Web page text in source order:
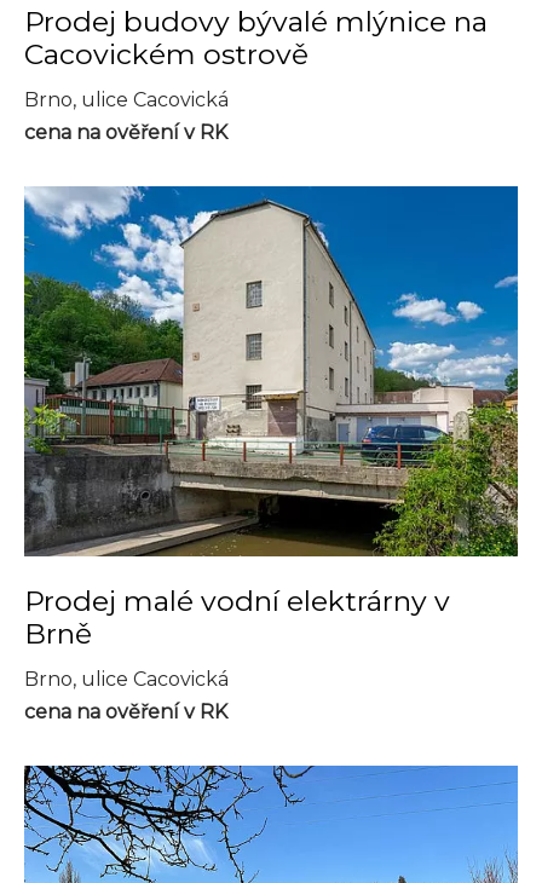
Prodej budovy bývalé mlýnice na
Cacovickém ostrově
Brno, ulice Cacovická
cena na ověření v RK
Prodej malé vodní elektrárny v
Brně
Brno, ulice Cacovická
cena na ověření v RK